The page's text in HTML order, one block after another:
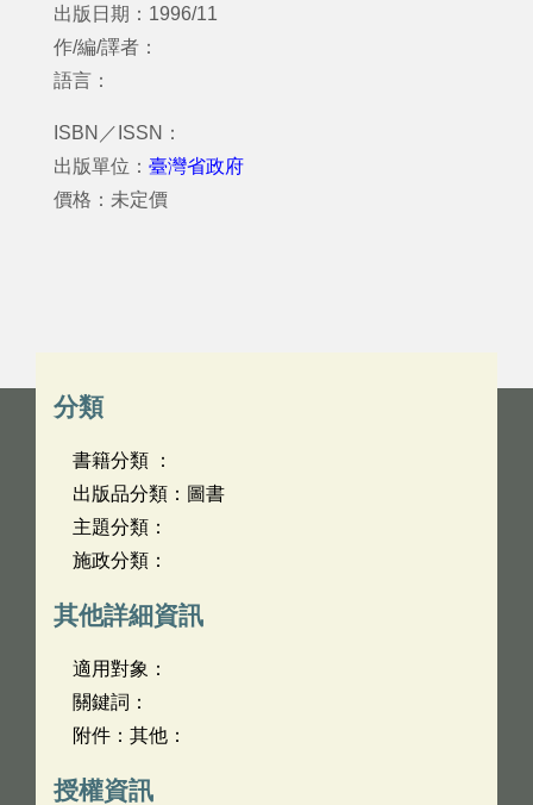
出版日期：1996/11
作/編/譯者：
語言：
ISBN／ISSN：
出版單位： 臺灣省政府
價格：未定價
分類
書籍分類 ：
出版品分類：圖書
主題分類：
施政分類：
其他詳細資訊
適用對象：
關鍵詞：
附件：其他：
授權資訊